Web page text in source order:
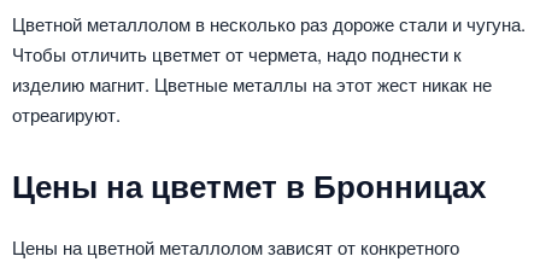
Цветной металлолом в несколько раз дороже стали и чугуна.
Чтобы отличить цветмет от чермета, надо поднести к
изделию магнит. Цветные металлы на этот жест никак не
отреагируют.
Цены на цветмет в Бронницах
Цены на цветной металлолом зависят от конкретного